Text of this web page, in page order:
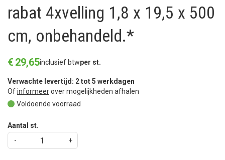
rabat 4xvelling 1,8 x 19,5 x 500
cm, onbehandeld.*
€ 29,65inclusief btwper st.
Verwachte levertijd: 2 tot 5 werkdagen
Ofinformeerover mogelijkheden afhalen
Voldoende voorraad
Aantal st.